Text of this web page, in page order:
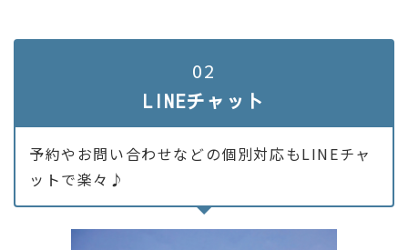
02
LINEチャット
予約やお問い合わせなどの個別対応もLINEチャ
ットで楽々♪